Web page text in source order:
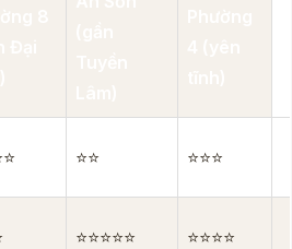
⭐⭐ ⭐⭐⭐
⭐⭐⭐⭐⭐ ⭐⭐⭐⭐